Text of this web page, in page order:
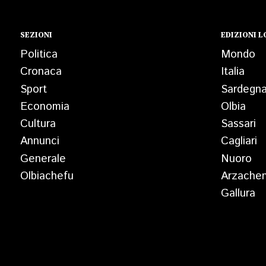
SEZIONI
Politica
Cronaca
Sport
Economia
Cultura
Annunci
Generale
Olbiachefu
EDIZIONI
Mondo
Italia
Olbia
Sassari
Cagliari
Nuoro
Gallura